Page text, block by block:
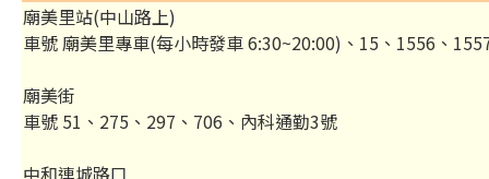
廟美里站(中山路上)
車號 廟美里專車(每小時發車 6:30~20:00)、15、1556、
廟美街
車號 51、275、297、706、內科通勤3號
中和連城路口